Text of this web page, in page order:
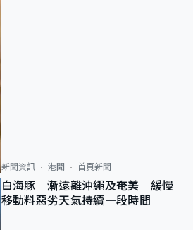
新聞資訊 港聞 首頁新聞
白海豚｜漸遠離沖繩及奄美 緩慢
移動料惡劣天氣持續一段時間